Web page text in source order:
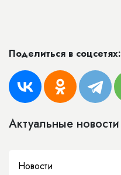
Поделиться в соцсетях:
Актуальные новости
Новости